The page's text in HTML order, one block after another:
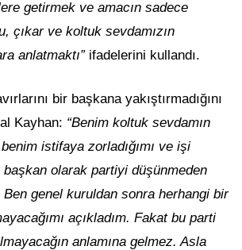
getirmek ve amacın sadece
çıkar ve koltuk sevdamızın
anlatmaktı”ifadelerini kullandı.
bir başkana yakıştırmadığını
Kayhan: “Benim koltuk sevdamın
istifaya zorladığımı ve işi
başkan olarak partiyi düşünmeden
Ben genel kuruldan sonra herhangi bir
açıkladım. Fakat bu parti
anlamına gelmez. Asla